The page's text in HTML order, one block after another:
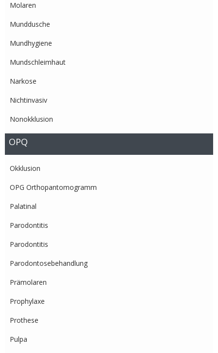
Molaren
Munddusche
Mundhygiene
Mundschleimhaut
Narkose
Nichtinvasiv
Nonokklusion
OPQ
Okklusion
OPG Orthopantomogramm
Palatinal
Parodontitis
Parodontitis
Parodontosebehandlung
Prämolaren
Prophylaxe
Prothese
Pulpa